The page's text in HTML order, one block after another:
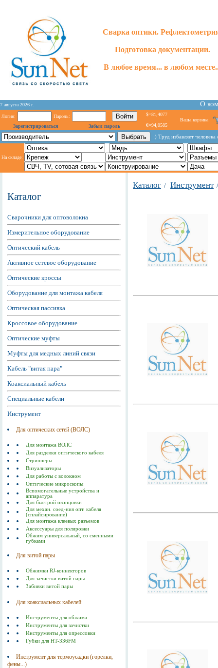
Сварка оптики.
Подготовка документации.
В любое время... в любом
7 августа 2026 г. О
Логин:
Пароль:
Зарегистрироваться
Забыл пароль
$=81,4077
€=94,0585
Ваша корзина
:) Труд избавляет
На складе:
Каталог
Сварочники для оптоволокна
Измерительное оборудование
Оптический кабель
Активное сетевое оборудование
Оптические кроссы
Оборудование для монтажа кабеля
Оптическая пассивка
Кроссовое оборудование
Оптические муфты
Муфты для медных линий связи
Кабель "витая пара"
Коаксиальный кабель
Специальные кабели
Инструмент
Для оптических сетей (ВОЛС)
Для монтажа ВОЛС
Для разделки оптического кабеля
Стрипперы
Визуализаторы
Для работы с волокном
Оптические микроскопы
Вспомогательные устройства и
аппаратура
Для быстрой оконцовки
Для механ. соед-ния опт. кабеля
(сплайсирование)
Для монтажа клеевых разъемов
Аксессуары для полировки
Обжим универсальный, со сменными
губками
Для витой пары
Обжимки RJ-коннекторов
Для зачистки витой пары
Забивки витой пары
Для коаксиальных кабелей
Инструменты для обжима
Инструменты для зачистки
Инструменты для опрессовки
Губки для HT-336FM
Инструмент для термоусадки (горелки,
фены...)
Каталог / Инструмент